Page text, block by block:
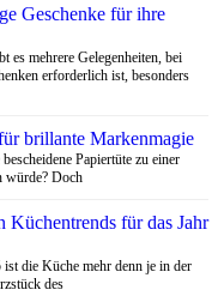
Geschenke für ihre
es mehrere Gelegenheiten, bei
erforderlich ist, besonders
brillante Markenmagie
Papiertüte zu einer
würde? Doch
Küchentrends für das Jahr
ist die Küche mehr denn je in der
des